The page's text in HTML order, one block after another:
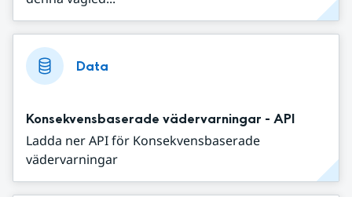
Data
Konsekvensbaserade vädervarningar - API
Ladda ner API för Konsekvensbaserade
vädervarningar